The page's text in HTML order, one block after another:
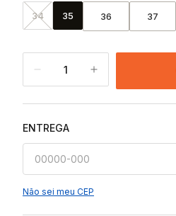
34 35 36 37
1
ENTREGA
Não sei meu CEP